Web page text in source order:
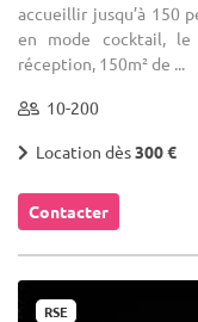
accueillir jusqu’à 150
en mode cocktail, le
réception, 150m² de ...
10-200
Location dès300 €
Contacter
RSE